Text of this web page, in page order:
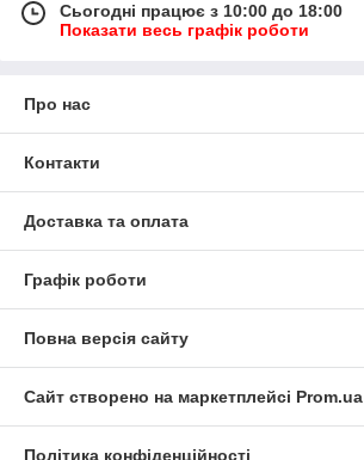
Сьогодні працює з 10:00 до 18:00
Показати весь графік роботи
Про нас
Контакти
Доставка та оплата
Графік роботи
Повна версія сайту
Сайт створено на маркетплейсі Prom.ua
Політика конфіденційності